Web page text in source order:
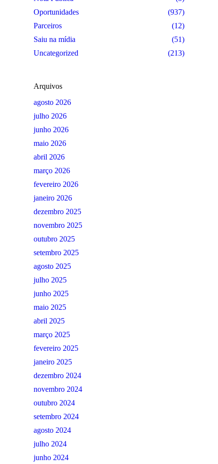
Oportunidades
(937)
Parceiros
(12)
Saiu na mídia
(51)
Uncategorized
(213)
Arquivos
agosto 2026
julho 2026
junho 2026
maio 2026
abril 2026
março 2026
fevereiro 2026
janeiro 2026
dezembro 2025
novembro 2025
outubro 2025
setembro 2025
agosto 2025
julho 2025
junho 2025
maio 2025
abril 2025
março 2025
fevereiro 2025
janeiro 2025
dezembro 2024
novembro 2024
outubro 2024
setembro 2024
agosto 2024
julho 2024
junho 2024